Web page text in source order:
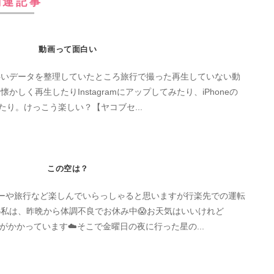
動画って面白い
データを整理していたところ旅行で撮った再生していない動
かしく再生したりInstagramにアップしてみたり、iPhoneの
り。けっこう楽しい？【ヤコブセ...
この空は？
や旅行など楽しんでいらっしゃると思いますが行楽先での運転
は、昨晩から体調不良でお休み中😱お天気はいいけれど
かかっています☁️そこで金曜日の夜に行った星の...